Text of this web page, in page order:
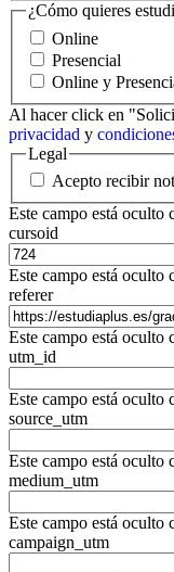
¿Cómo quieres
Online
Presencial
Online y
Al hacer click en
privacidad y
Legal
Acepto recibir
Este campo está oculto
cursoid
Este campo está oculto
referer
Este campo está oculto
utm_id
Este campo está oculto
source_utm
Este campo está oculto
medium_utm
Este campo está oculto
campaign_utm